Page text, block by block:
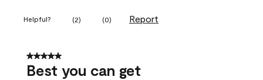
Helpful? (2) (0) Report
5 out of 5 stars.
Best you can get